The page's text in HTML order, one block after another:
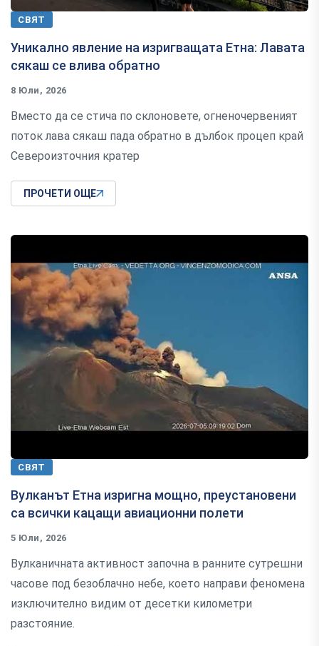
СВЯТ
Уникално явление на изригващата Етна: Лавата
сякаш се влива обратно
8 Юли, 2026
Вместо да се стича по склоновете, огненочервеният
поток лава сякаш пада обратно в дълбок процеп край
Североизточния кратер
ПРОЧЕТИ ОЩЕ
СВЯТ
Вулканът Етна изригна мощно, преустановени
са всички кацащи авиационни полети
5 Юли, 2026
Вулканичната активност започна в ранните сутрешни
часове под безоблачно небе, което направи феномена
изключително видим от десетки километри
разстояние.